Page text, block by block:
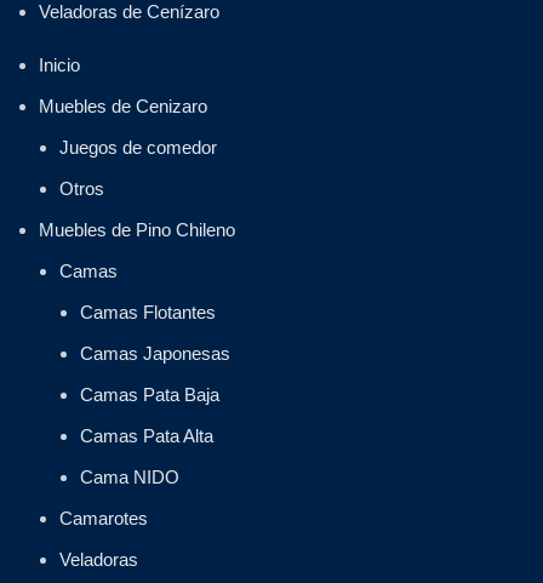
Veladoras de Cenízaro
Inicio
Muebles de Cenizaro
Juegos de comedor
Otros
Muebles de Pino Chileno
Camas
Camas Flotantes
Camas Japonesas
Camas Pata Baja
Camas Pata Alta
Cama NIDO
Camarotes
Veladoras